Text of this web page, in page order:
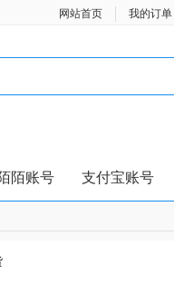
网站首页 我的订单
陌账号 支付宝账号